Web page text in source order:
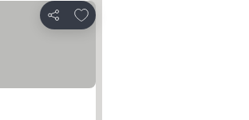
Partilhar
Adicionar aos favoritos